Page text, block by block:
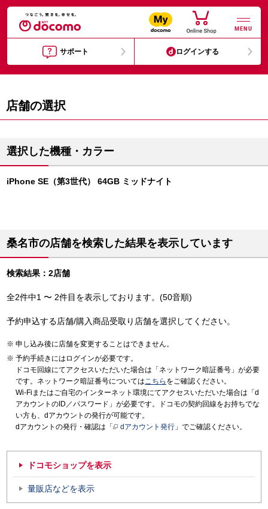
MENU
サポート ログインする
店舗の選択
選択した機種・カラー
iPhone SE（第3世代） 64GB ミッドナイト
桑名市の店舗を検索した結果を表示しています
検索結果：2店舗
全2件中1 〜 2件目を表示しております。(50音順)
予約申込する店舗/購入商品受取り店舗を選択してください。
申し込み後に店舗を変更することはできません。
予約手続きにはログインが必要です。
ドコモ回線にてアクセスいただいた場合は「ネットワーク暗証番号」が必要
です。ネットワーク暗証番号についてはこちら をご確認ください。
Wi-Fiまたはご自宅のインターネット環境にてアクセスいただいた場合は「d
アカウントのID／パスワード」が必要です。ドコモの契約回線をお持ちでな
い方も、dアカウントの発行が可能です。
dアカウントの発行・確認は「
dアカウント発行 」でご確認ください。
ドコモショップを表示
量販店などを表示